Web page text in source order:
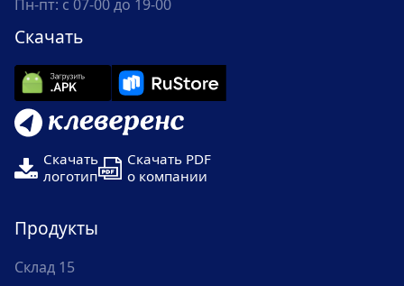
Пн-пт: с 07-00 до 19-00
Скачать
Скачать
логотип
Скачать PDF
о компании
Продукты
Склад 15